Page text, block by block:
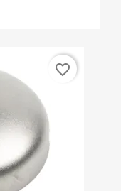
favorite_border